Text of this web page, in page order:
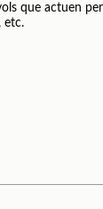
que actuen
etc.